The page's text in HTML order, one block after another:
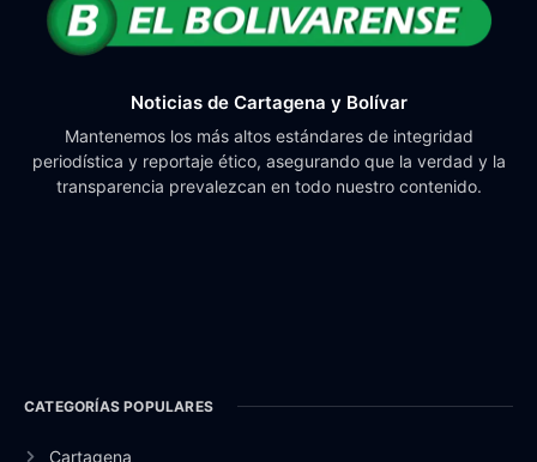
Noticias de Cartagena y Bolívar
Mantenemos los más altos estándares de integridad
periodística y reportaje ético, asegurando que la verdad y la
transparencia prevalezcan en todo nuestro contenido.
CATEGORÍAS POPULARES
Cartagena